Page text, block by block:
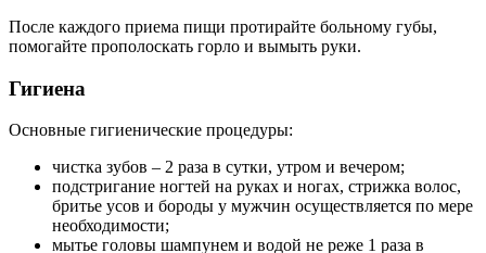
После каждого приема пищи протирайте больному губы,
помогайте прополоскать горло и вымыть руки.
Гигиена
Основные гигиенические процедуры:
чистка зубов – 2 раза в сутки, утром и вечером;
подстригание ногтей на руках и ногах, стрижка волос,
бритье усов и бороды у мужчин осуществляется по мере
необходимости;
мытье головы шампунем и водой не реже 1 раза в